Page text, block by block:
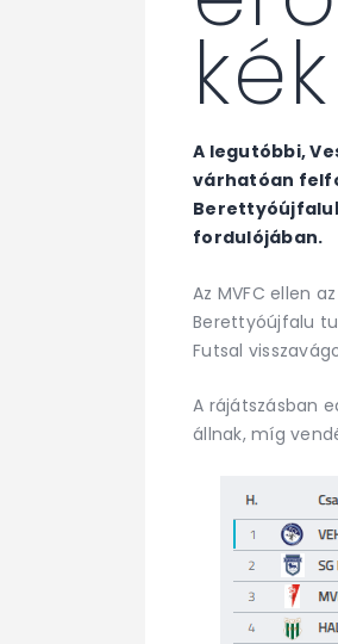
A legutóbbi,
várhatóan
fordulójában.
Az MVFC ellen
Berettyóújfalu
Futsal
A rájátszásban
állnak, míg